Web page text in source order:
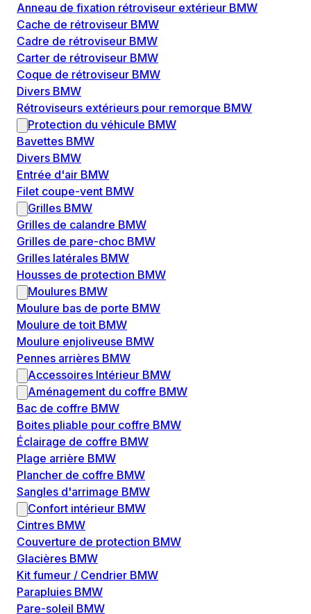
Anneau de fixation rétroviseur extérieur BMW
Cache de rétroviseur BMW
Cadre de rétroviseur BMW
Carter de rétroviseur BMW
Coque de rétroviseur BMW
Divers BMW
Rétroviseurs extérieurs pour remorque BMW
Protection du véhicule BMW
Bavettes BMW
Divers BMW
Entrée d'air BMW
Filet coupe-vent BMW
Grilles BMW
Grilles de calandre BMW
Grilles de pare-choc BMW
Grilles latérales BMW
Housses de protection BMW
Moulures BMW
Moulure bas de porte BMW
Moulure de toit BMW
Moulure enjoliveuse BMW
Pennes arrières BMW
Accessoires Intérieur BMW
Aménagement du coffre BMW
Bac de coffre BMW
Boites pliable pour coffre BMW
Éclairage de coffre BMW
Plage arrière BMW
Plancher de coffre BMW
Sangles d'arrimage BMW
Confort intérieur BMW
Cintres BMW
Couverture de protection BMW
Glacières BMW
Kit fumeur / Cendrier BMW
Parapluies BMW
Pare-soleil BMW